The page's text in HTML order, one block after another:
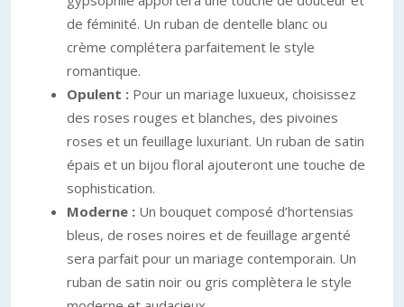
de féminité. Un ruban de dentelle blanc ou
crème complétera parfaitement le style
romantique.
Opulent : Pour un mariage luxueux, choisissez
des roses rouges et blanches, des pivoines
roses et un feuillage luxuriant. Un ruban de satin
épais et un bijou floral ajouteront une touche de
sophistication.
Moderne : Un bouquet composé d’hortensias
bleus, de roses noires et de feuillage argenté
sera parfait pour un mariage contemporain. Un
ruban de satin noir ou gris complètera le style